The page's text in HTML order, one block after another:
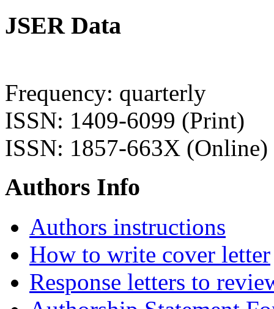
JSER Data
Frequency: quarterly
ISSN: 1409-6099 (Print)
ISSN: 1857-663X (Online)
Authors Info
Authors instructions
How to write cover letter
Response letters to